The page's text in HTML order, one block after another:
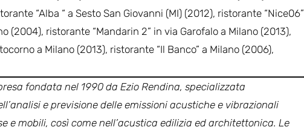
“Alba “ a Sesto San Giovanni (MI) (2012), ristorante “Nice06”
(2004), ristorante “Mandarin 2” in via Garofalo a Milano (2013),
a Milano (2013), ristorante “Il Banco” a Milano (2006),
fondata nel 1990 da Ezio Rendina, specializzata
e previsione delle emissioni acustiche e vibrazionali
e mobili, così come nell’acustica edilizia ed architettonica. Le